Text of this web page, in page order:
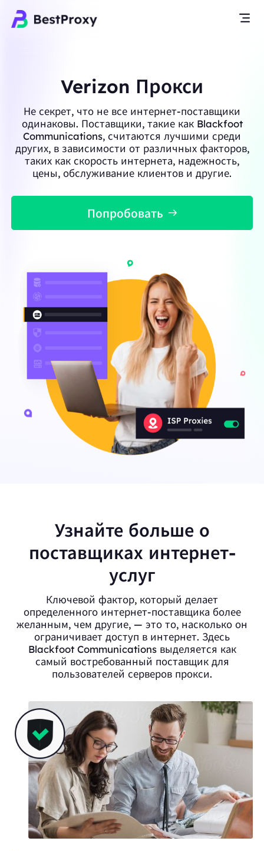
Verizon Прокси
Не секрет, что не все интернет-поставщики
одинаковы. Поставщики, такие как Blackfoot
Communications, считаются лучшими среди
других, в зависимости от различных факторов,
таких как скорость интернета, надежность,
цены, обслуживание клиентов и другие.
Попробовать
Узнайте больше о
поставщиках интернет-
услуг
Ключевой фактор, который делает
определенного интернет-поставщика более
желанным, чем другие, — это то, насколько он
ограничивает доступ в интернет. Здесь
Blackfoot Communications выделяется как
самый востребованный поставщик для
пользователей серверов прокси.